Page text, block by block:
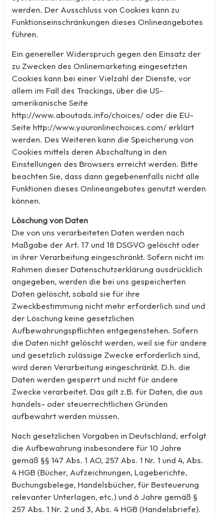
werden. Der Ausschluss von Cookies kann zu
Funktionseinschränkungen dieses Onlineangebotes
führen.
Ein genereller Widerspruch gegen den Einsatz der
zu Zwecken des Onlinemarketing eingesetzten
Cookies kann bei einer Vielzahl der Dienste, vor
allem im Fall des Trackings, über die US-
amerikanische Seite
http://www.aboutads.info/choices/ oder die EU-
Seite http://www.youronlinechoices.com/ erklärt
werden. Des Weiteren kann die Speicherung von
Cookies mittels deren Abschaltung in den
Einstellungen des Browsers erreicht werden. Bitte
beachten Sie, dass dann gegebenenfalls nicht alle
Funktionen dieses Onlineangebotes genutzt werden
können.
Löschung von Daten
Die von uns verarbeiteten Daten werden nach
Maßgabe der Art. 17 und 18 DSGVO gelöscht oder
in ihrer Verarbeitung eingeschränkt. Sofern nicht im
Rahmen dieser Datenschutzerklärung ausdrücklich
angegeben, werden die bei uns gespeicherten
Daten gelöscht, sobald sie für ihre
Zweckbestimmung nicht mehr erforderlich sind und
der Löschung keine gesetzlichen
Aufbewahrungspflichten entgegenstehen. Sofern
die Daten nicht gelöscht werden, weil sie für andere
und gesetzlich zulässige Zwecke erforderlich sind,
wird deren Verarbeitung eingeschränkt. D.h. die
Daten werden gesperrt und nicht für andere
Zwecke verarbeitet. Das gilt z.B. für Daten, die aus
handels- oder steuerrechtlichen Gründen
aufbewahrt werden müssen.
Nach gesetzlichen Vorgaben in Deutschland, erfolgt
die Aufbewahrung insbesondere für 10 Jahre
gemäß §§ 147 Abs. 1 AO, 257 Abs. 1 Nr. 1 und 4, Abs.
4 HGB (Bücher, Aufzeichnungen, Lageberichte,
Buchungsbelege, Handelsbücher, für Besteuerung
relevanter Unterlagen, etc.) und 6 Jahre gemäß §
257 Abs. 1 Nr. 2 und 3, Abs. 4 HGB (Handelsbriefe).